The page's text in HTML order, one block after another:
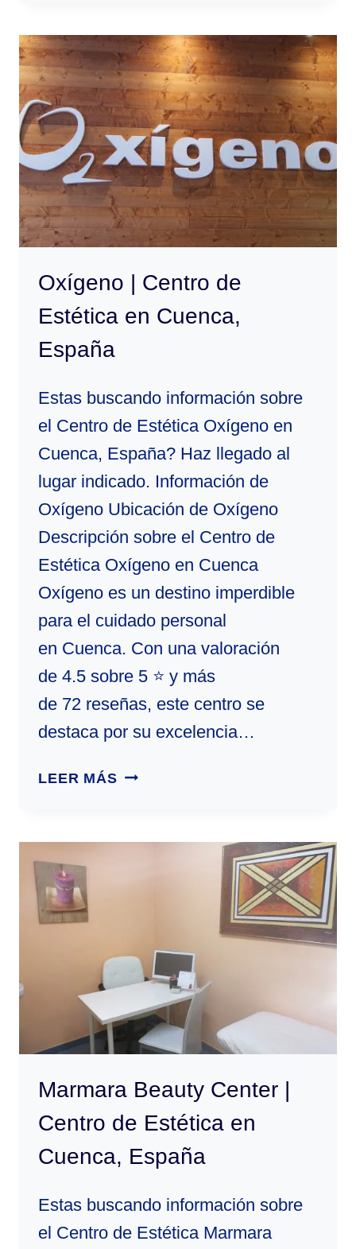
Y
BELLEZA
|
CENTRO
DE
ESTÉTICA
EN
CUENCA,
ESPAÑA
Oxígeno | Centro de
Estética en Cuenca,
España
Estas buscando información sobre
el Centro de Estética Oxígeno en
Cuenca, España? Haz llegado al
lugar indicado. Información de
Oxígeno Ubicación de Oxígeno
Descripción sobre el Centro de
Estética Oxígeno en Cuenca
Oxígeno es un destino imperdible
para el cuidado personal
en Cuenca. Con una valoración
de 4.5 sobre 5 ⭐ y más
de 72 reseñas, este centro se
destaca por su excelencia…
LEER MÁS OXÍGENO
DE
Marmara Beauty Center |
Centro de Estética en
Cuenca, España
Estas buscando información sobre
el Centro de Estética Marmara